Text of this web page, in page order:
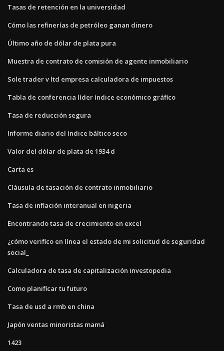
Tasas de retención en la universidad
Cómo las refinerías de petróleo ganan dinero
Último año de dólar de plata pura
Muestra de contrato de comisión de agente inmobiliario
Sole trader v ltd empresa calculadora de impuestos
Tabla de conferencia líder índice económico gráfico
Tasa de reducción segura
Informe diario del índice báltico seco
Valor del dólar de plata de 1934 d
Carta es
Cláusula de tasación de contrato inmobiliario
Tasa de inflación interanual en nigeria
Encontrando tasa de crecimiento en excel
¿cómo verifico en línea el estado de mi solicitud de seguridad
social_
Calculadora de tasa de capitalización investopedia
Como planificar tu futuro
Tasa de usd a rmb en china
Japón ventas minoristas mamá
1423